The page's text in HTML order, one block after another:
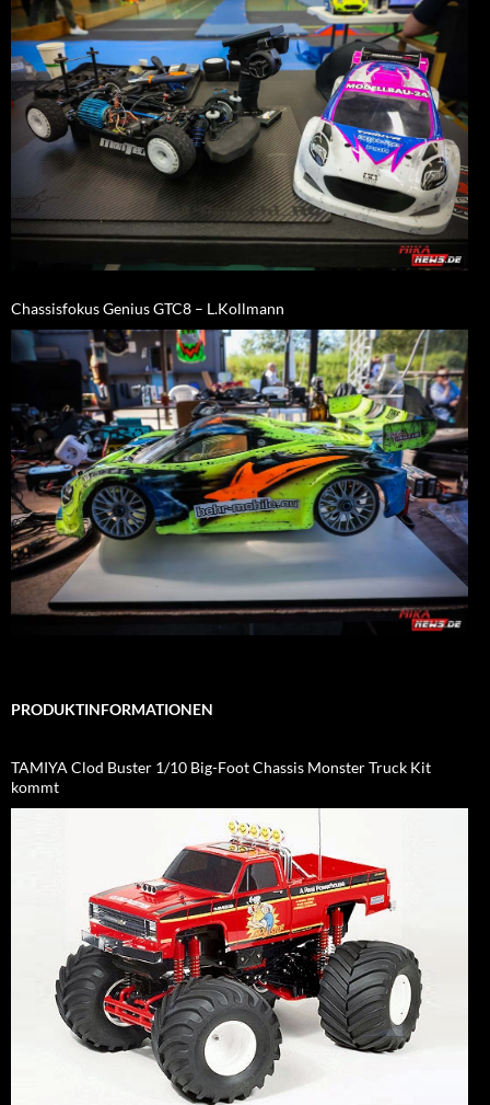
Chassisfokus Genius GTC8 – L.Kollmann
PRODUKTINFORMATIONEN
TAMIYA Clod Buster 1/10 Big-Foot Chassis Monster Truck Kit
kommt